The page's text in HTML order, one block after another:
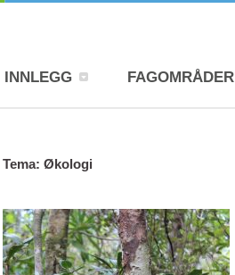
INNLEGG FAGOMRÅDER
Tema: Økologi